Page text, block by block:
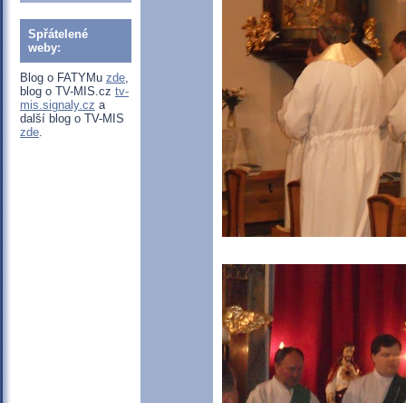
Spřátelené
weby:
Blog o FATYMu zde,
blog o TV-MIS.cz tv-
mis.signaly.cz a
další blog o TV-MIS
zde.